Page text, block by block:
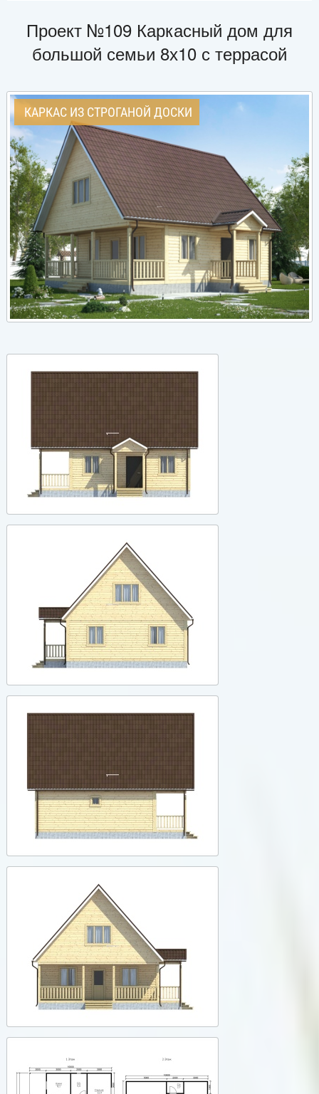
Проект №109 Каркасный дом для
большой семьи 8х10 с террасой
КАРКАС ИЗ СТРОГАНОЙ ДОСКИ